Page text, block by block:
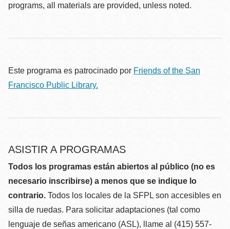
programs, all materials are provided, unless noted.
Este programa es patrocinado por Friends of the San
Francisco Public Library.
ASISTIR A PROGRAMAS
Todos los programas están abiertos al público (no es
necesario inscribirse) a menos que se indique lo
contrario. Todos los locales de la SFPL son accesibles en
silla de ruedas. Para solicitar adaptaciones (tal como
lenguaje de señas americano (ASL), llame al (415) 557-